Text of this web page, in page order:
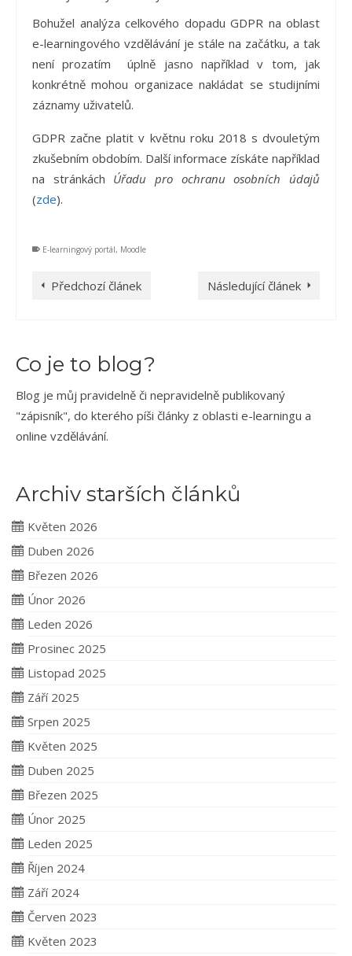
Bohužel analýza celkového dopadu GDPR na oblast
e-learningového vzdělávání je stále na začátku, a tak
není prozatím úplně jasno například v tom, jak
konkrétně mohou organizace nakládat se studijními
záznamy uživatelů.
GDPR začne platit v květnu roku 2018 s dvouletým
zkušebním obdobím. Další informace získáte například
na stránkách Úřadu pro ochranu osobních údajů
(zde).
E-learningový portál, Moodle
Předchozí článek Následující článek
Co je to blog?
Blog je můj pravidelně či nepravidelně publikovaný
"zápisník", do kterého píši články z oblasti e-learningu a
online vzdělávání.
Archiv starších článků
Květen 2026
Duben 2026
Březen 2026
Únor 2026
Leden 2026
Prosinec 2025
Listopad 2025
Září 2025
Srpen 2025
Květen 2025
Duben 2025
Březen 2025
Únor 2025
Leden 2025
Říjen 2024
Září 2024
Červen 2023
Květen 2023